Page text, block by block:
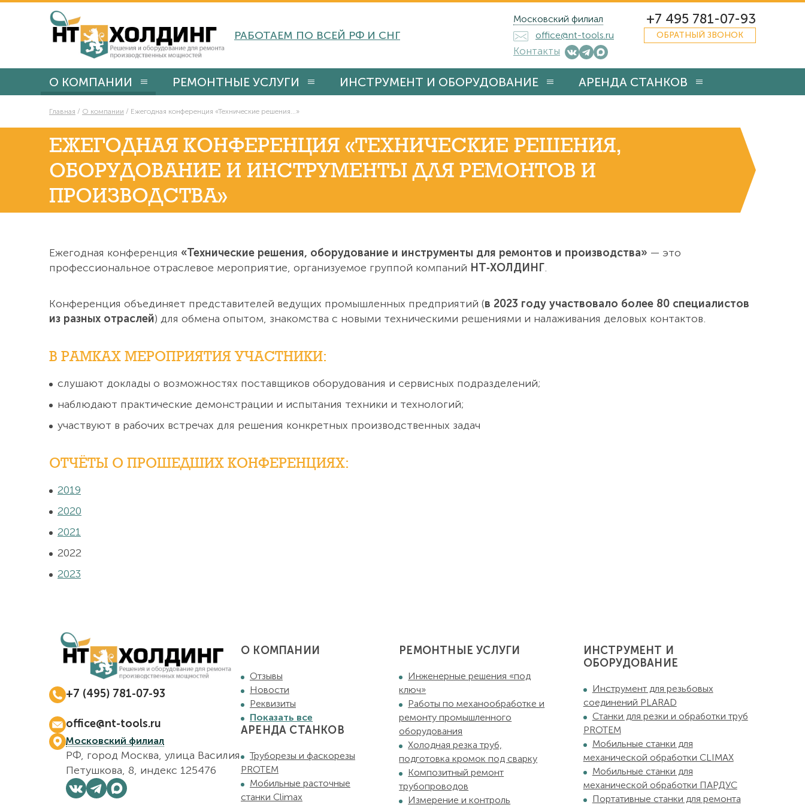
РАБОТАЕМ ПО ВСЕЙ РФ И СНГ
Московский филиал +7 495 781-07-93
office@nt-tools.ru ОБРАТНЫЙ ЗВОНОК
Контакты
О КОМПАНИИ РЕМОНТНЫЕ УСЛУГИ ИНСТРУМЕНТ И ОБОРУДОВАНИЕ АРЕНДА СТАНКОВ
Главная / О компании / Ежегодная конференция «Технические решения...»
ЕЖЕГОДНАЯ КОНФЕРЕНЦИЯ «ТЕХНИЧЕСКИЕ РЕШЕНИЯ,
ОБОРУДОВАНИЕ И ИНСТРУМЕНТЫ ДЛЯ РЕМОНТОВ И
ПРОИЗВОДСТВА»
Ежегодная конференция «Технические решения, оборудование и инструменты для ремонтов и производства» — это
профессиональное отраслевое мероприятие, организуемое группой компаний НТ‑ХОЛДИНГ.
Конференция объединяет представителей ведущих промышленных предприятий (в 2023 году участвовало более 80 специалистов
из разных отраслей) для обмена опытом, знакомства с новыми техническими решениями и налаживания деловых контактов.
В РАМКАХ МЕРОПРИЯТИЯ УЧАСТНИКИ:
слушают доклады о возможностях поставщиков оборудования и сервисных подразделений;
наблюдают практические демонстрации и испытания техники и технологий;
участвуют в рабочих встречах для решения конкретных производственных задач
ОТЧЁТЫ О ПРОШЕДШИХ КОНФЕРЕНЦИЯХ:
2019
2020
2021
2022
2023
+7 (495) 781-07-93
office@nt-tools.ru
Московский филиал
РФ, город Москва, улица Василия
Петушкова, 8, индекс 125476
О КОМПАНИИ
Отзывы
Новости
Реквизиты
Показать все
АРЕНДА СТАНКОВ
Труборезы и фаскорезы
PROTEM
Мобильные расточные
станки Climax
РЕМОНТНЫЕ УСЛУГИ
Инженерные решения «под
ключ»
Работы по механообработке и
ремонту промышленного
оборудования
Холодная резка труб,
подготовка кромок под сварку
Композитный ремонт
трубопроводов
Измерение и контроль
ИНСТРУМЕНТ И
ОБОРУДОВАНИЕ
Инструмент для резьбовых
соединений PLARAD
Станки для резки и обработки труб
PROTEM
Мобильные станки для
механической обработки CLIMAX
Мобильные станки для
механической обработки ПАРДУС
Портативные станки для ремонта